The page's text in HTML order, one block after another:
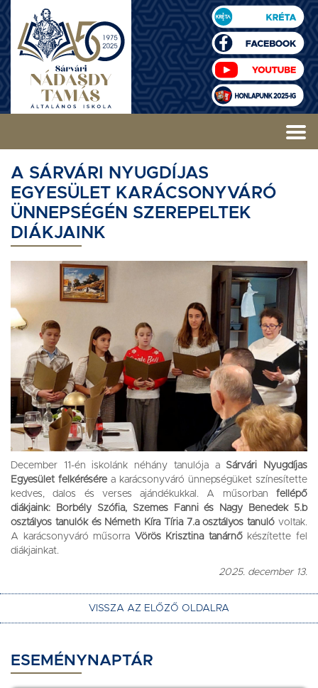
A SÁRVÁRI NYUGDÍJAS
EGYESÜLET KARÁCSONYVÁRÓ
ÜNNEPSÉGÉN SZEREPELTEK
DIÁKJAINK
December 11-én iskolánk néhány tanulója aSárvári Nyugdíjas
Egyesület felkérésére a karácsonyváró ünnepségüket színesítette
kedves, dalos és verses ajándékukkal. A műsorban fellépő
diákjaink: Borbély Szófia, Szemes Fanni és Nagy Benedek 5.b
osztályos tanulók és Németh Kíra Tíria 7.a osztályos tanuló voltak.
A karácsonyváró műsorra Vörös Krisztina tanárnőkészítette fel
diákjainkat.
2025. december 13.
VISSZA AZ ELŐZŐ OLDALRA
ESEMÉNYNAPTÁR